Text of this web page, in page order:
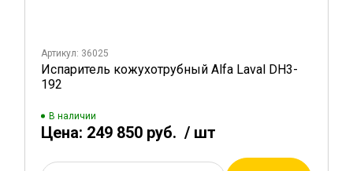
Артикул: 36025
Испаритель кожухотрубный Alfa Laval DH3-
192
В наличии
Цена: 249 850 руб. / шт